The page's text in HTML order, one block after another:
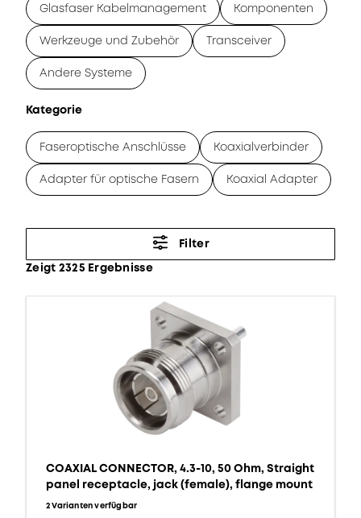
Glasfaser Kabelmanagement Komponenten
Werkzeuge und Zubehör Transceiver
Andere Systeme
Kategorie
Faseroptische Anschlüsse Koaxialverbinder
Adapter für optische Fasern Koaxial Adapter
Filter
Zeigt 2325 Ergebnisse
COAXIAL CONNECTOR, 4.3-10, 50 Ohm, Straight
panel receptacle, jack (female), flange mount
2 Varianten verfügbar